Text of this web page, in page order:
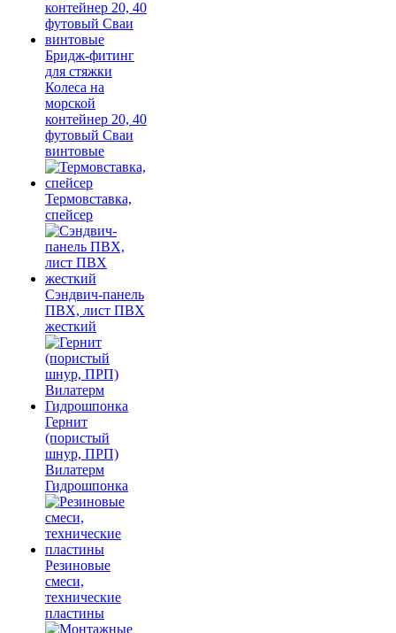
Бридж-фитинг
для стяжки
Колеса на
морской
контейнер 20, 40
футовый Сваи
винтовые
Термовставка,
спейсер
Сэндвич-панель
ПВХ, лист ПВХ
жесткий
Гернит
(пористый
шнур, ПРП)
Вилатерм
Гидрошпонка
Резиновые
смеси,
технические
пластины